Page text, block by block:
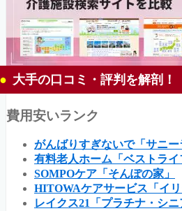
大手の口コミ・評判を解剖！
費用安いランク
がんばりすぎないで「サニー
有料老人ホーム「ベストライ
SOMPOケア「そんぽの家」
HITOWAケアサービス「イリ
レイクス21「プラチナ・シニ